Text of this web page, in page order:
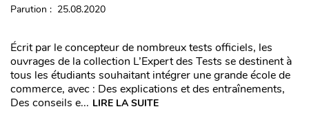
Parution : 25.08.2020
Écrit par le concepteur de nombreux tests officiels, les
ouvrages de la collection L’Expert des Tests se destinent à
tous les étudiants souhaitant intégrer une grande école de
commerce, avec : Des explications et des entraînements,
Des conseils e... LIRE LA SUITE